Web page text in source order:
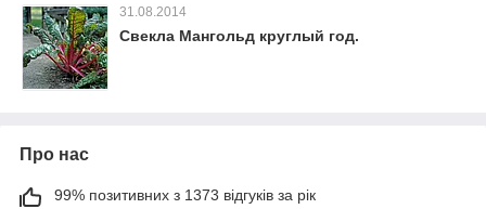
31.08.2014
Свекла Мангольд круглый год.
Про нас
99% позитивних з 1373 відгуків за рік